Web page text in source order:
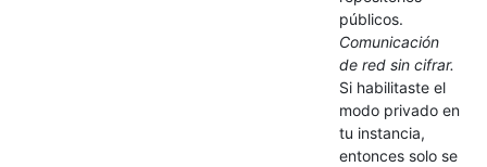
públicos.
Comunicación
de red sin cifrar.
Si habilitaste el
modo privado en
tu instancia,
entonces solo se